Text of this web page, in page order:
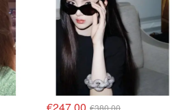
€380.00